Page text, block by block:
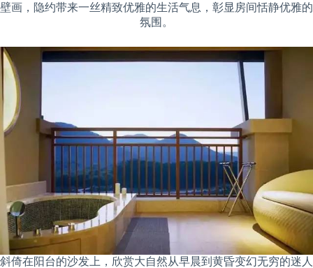
壁画，隐约带来一丝精致优雅的生活气息，彰显房间恬静优雅的
氛围。
斜倚在阳台的沙发上，欣赏大自然从早晨到黄昏变幻无穷的迷人